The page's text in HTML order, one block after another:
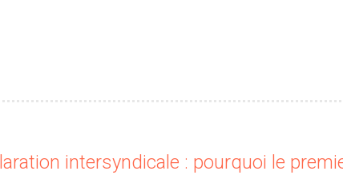
intersyndicale : pourquoi le